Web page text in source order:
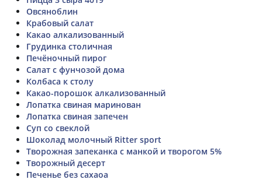
Овсяноблин
Крабовый салат
Какао алкализованный
Грудинка столичная
Печёночный пирог
Салат с фунчозой дома
Колбаса к столу
Какао-порошок алкализованный
Лопатка свиная маринован
Лопатка свиная запечен
Суп со свеклой
Шоколад молочный Ritter sport
Творожная запеканка с манкой и творогом 5%
Творожный десерт
Печенье без сахаоа